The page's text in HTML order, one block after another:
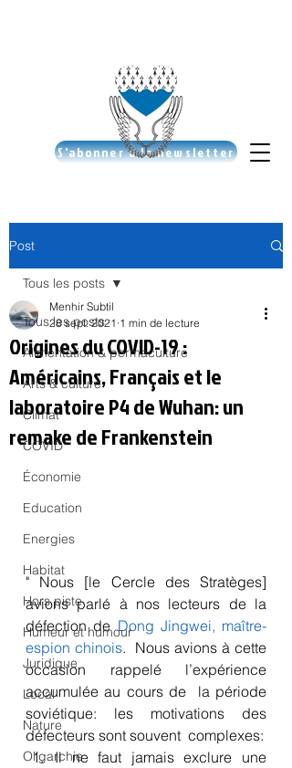
S'abonner à la newsletter
Post
Tous les posts
Alimentation & permaculture
Arts & culture
Climat
COVID
Économie
Education
Energies
Habitat
Hors piste
Humeur et humour
Juridique
Local
Nature
Oligarchie
Tous les posts
Origines du COVID-19 :
Américains, Français et le
laboratoire P4 de Wuhan: un
remake de Frankenstein
Menhir Subtil
28 sept. 2021 1 min de lecture
" Nous [le Cercle des Stratèges]
avions parlé à nos lecteurs de la
défection de Dong Jingwei, maître-
espion chinois.  Nous avions à cette
occasion rappelé l’expérience
accumulée au cours de  la période
soviétique: les motivations des
défecteurs sont souvent  complexes:
Il ne faut jamais exclure une